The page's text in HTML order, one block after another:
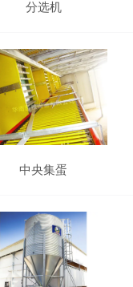
分选机
中央集蛋